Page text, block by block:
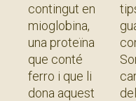
contingut en
mioglobina,
una proteïna
que conté
ferro i que li
dona aquest